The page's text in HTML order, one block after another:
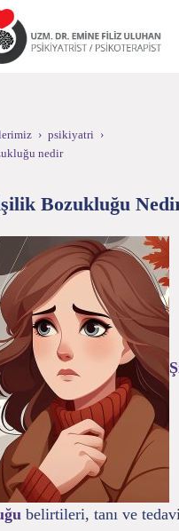
psikiyatri
nedir
Bozukluğu
belirtileri, tanı ve